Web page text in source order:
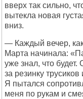
вверх так сильно,
вытекла новая
вниз.
— Каждый вечер,
Марта начинала:
уже знал, что
за резинку
Я пытался
меня по рукам и